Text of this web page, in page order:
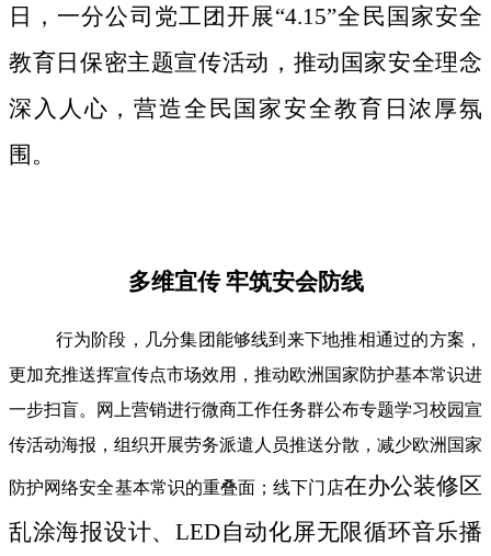
日，一分公司党工团开展“4.15”全民国家安全
教育日保密主题宣传活动，推动国家安全理念
深入人心，营造全民国家安全教育日浓厚氛
围。
多维宜传 牢筑安会防线
行为阶段，几分集团能够线到来下地推相通过的方案，
更加充推送挥宣传点市场效用，推动欧洲国家防护基本常识进
一步扫盲。网上营销进行微商工作任务群公布专题学习校园宣
传活动海报，组织开展劳务派遣人员推送分散，减少欧洲国家
防护网络安全基本常识的重叠面；线下门店在办公装修区
乱涂海报设计、LED自动化屏无限循环音乐播